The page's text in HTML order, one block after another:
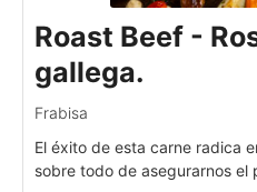
Roast Beef -
gallega.
Frabisa
El éxito de esta carne radica
sobre todo de asegurarnos el